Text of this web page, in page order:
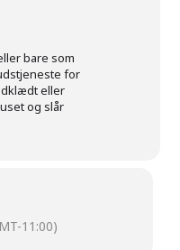
bare som
for
eller
og slår
11:00)